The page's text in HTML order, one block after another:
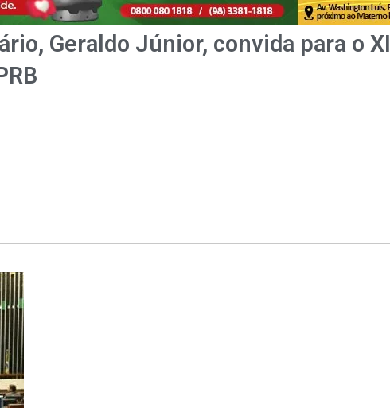
Geraldo Júnior, convida para o XI